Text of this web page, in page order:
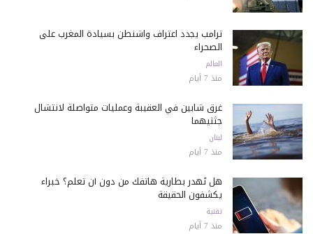
ترامب يجدد اعتراف واشنطن بسيادة المغرب على
الصحراء
العالم
منذ 7 أيام
غرق شابين في العقيبة وعمليات متواصلة لانتشال
جثتيهما
لبنان
منذ 7 أيام
هل تُهدر بطارية هاتفك من دون أن تعلم؟ خبراء
يكشفون الحقيقة
تقنية
منذ 7 أيام